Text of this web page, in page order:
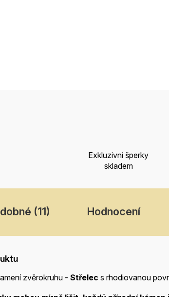
Exkluzivní šperky
skladem
(11) Hodnocení
zvěrokruhu - Střelec s rhodiovanou